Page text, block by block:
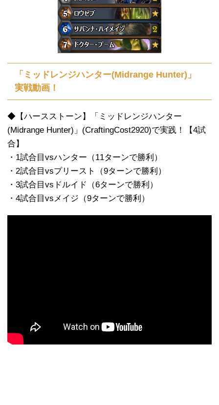
「ミッドレンジハンター(Midrange Hunter)」
実戦動画！
◆【ハースストーン】「ミッドレンジハンター
(Midrange Hunter)」(CraftingCost2920)で実践！【4試
合】
・1試合目vsハンター（11ターンで勝利）
・2試合目vsプリースト（9ターンで勝利）
・3試合目vsドルイド（6ターンで勝利）
・4試合目vsメイジ（9ターンで勝利）